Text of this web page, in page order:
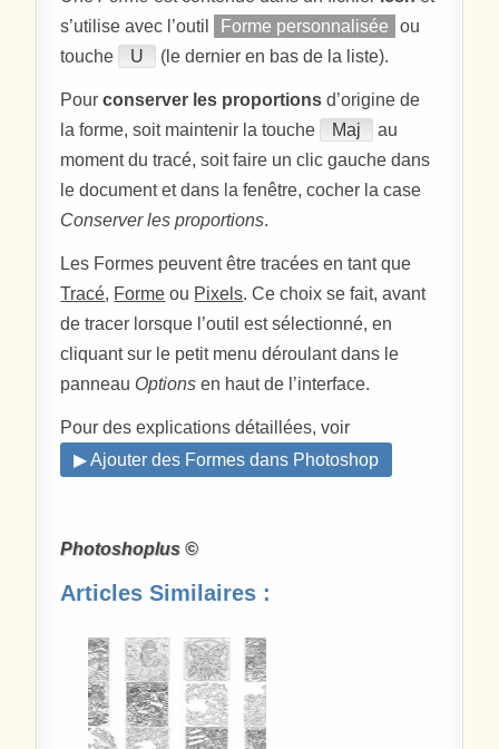
s’utilise avec l’outil
Forme personnalisée
ou
touche
U (le dernier en bas de la liste).
Pourconserver les proportions d’origine de
la forme, soit maintenir la touche
Maj
au
moment du tracé, soit faire un clic gauche dans
le document et dans la fenêtre, cocher la case
Conserver les proportions.
Les Formes peuvent être tracées en tant que
Tracé, Forme ou Pixels. Ce choix se fait, avant
de tracer lorsque l’outil est sélectionné, en
cliquant sur le petit menu déroulant dans le
panneau Options en haut de l’interface.
Pour des explications détaillées, voir
▶ Ajouter des Formes dans Photoshop
Photoshoplus ©
Articles Similaires :